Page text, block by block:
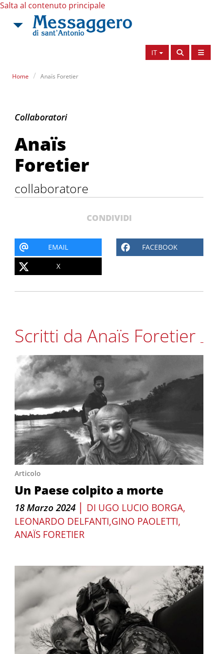
Salta al contenuto principale
IT
Home Anaïs Foretier
Anaïs Foretier
Collaboratori
Anaïs
Foretier
collaboratore
CONDIVIDI
EMAIL FACEBOOK
X
Scritti da Anaïs Foretier
Articolo
Un Paese colpito a morte
18 Marzo 2024 | DI UGO LUCIO BORGA
LEONARDO DELFANTI GINO PAOLETTI
ANAÏS FORETIER